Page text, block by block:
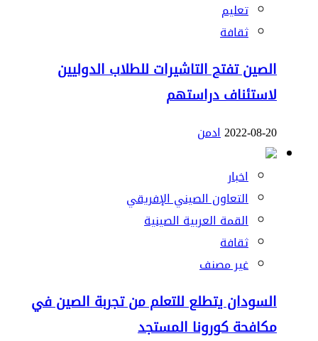
تعليم
ثقافة
الصين تفتح التاشيرات للطلاب الدوليين
لاستئناف دراستهم
2022-08-20ادمن
اخبار
التعاون الصيني الإفريقي
القمة العربية الصينية
ثقافة
غير مصنف
السودان يتطلع للتعلم من تجربة الصين في
مكافحة كورونا المستجد